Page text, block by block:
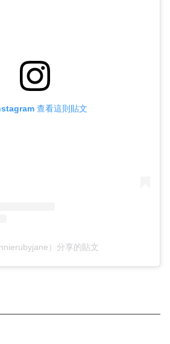
查看這則貼文
）分享的貼文